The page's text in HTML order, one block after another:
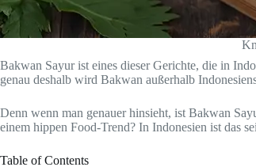
Bakwan Sayur ist eines dieser Gerichte, die in
genau deshalb wird Bakwan außerhalb
Denn wenn man genauer hinsieht, ist Bakwan
einem hippen Food-Trend? In Indonesien ist das
Table of Contents